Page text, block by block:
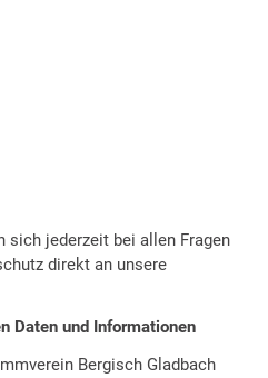
sich jederzeit bei allen Fragen
direkt an unsere
Daten und Informationen
Bergisch Gladbach